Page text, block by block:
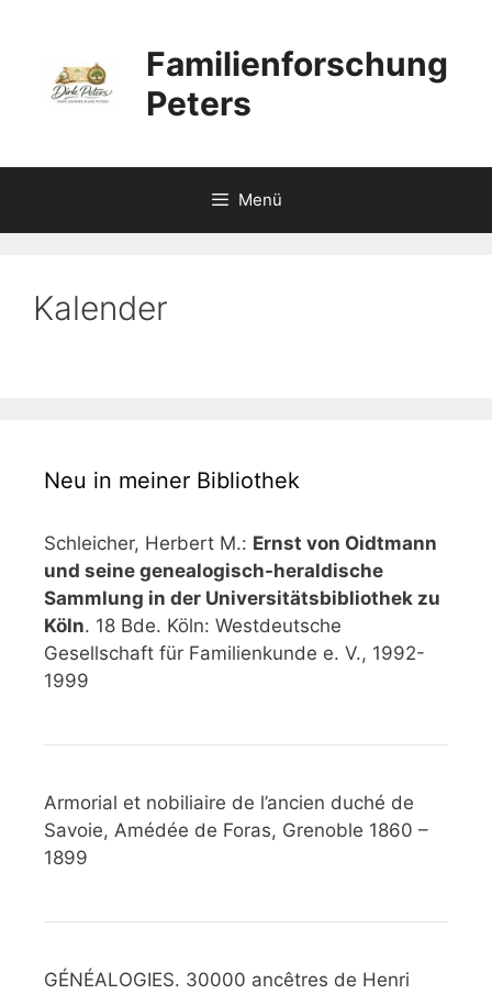
springen
Familienforschung
Peters
Menü
Kalender
Neu in meiner Bibliothek
Schleicher, Herbert M.: Ernst von Oidtmann
und seine genealogisch-heraldische
Sammlung in der Universitätsbibliothek zu
Köln. 18 Bde. Köln: Westdeutsche
Gesellschaft für Familienkunde e. V., 1992-
1999
Armorial et nobiliaire de l’ancien duché de
Savoie, Amédée de Foras, Grenoble 1860 –
1899
GÉNÉALOGIES. 30000 ancêtres de Henri